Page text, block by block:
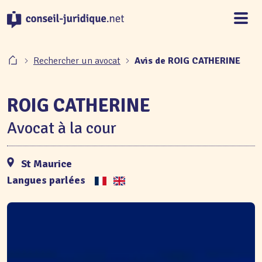
Rechercher un avocat Avis de ROIG CATHERINE
ROIG CATHERINE
Avocat à la cour
St Maurice
Langues parlées